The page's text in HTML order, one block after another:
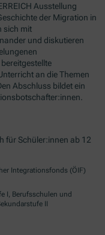
Ausstellung
der Migration in
sich mit
und diskutieren
an die Themen
Abschluss bildet ein
für Schüler:innen ab 12
Integrationsfonds (ÖIF)
I, Berufsschulen und
II